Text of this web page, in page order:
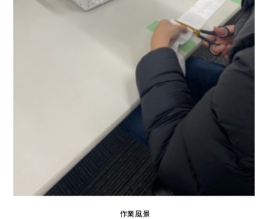
作業風景